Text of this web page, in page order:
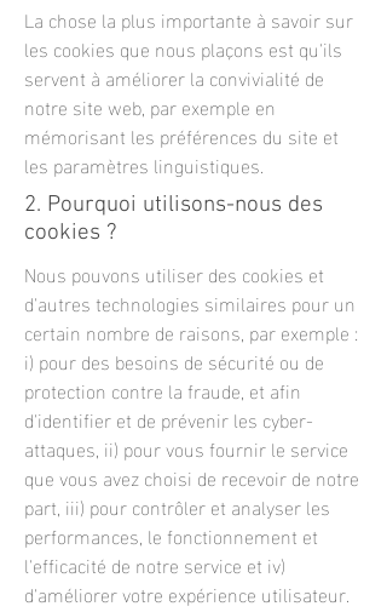
La chose la plus importante à savoir sur
les cookies que nous plaçons est qu'ils
servent à améliorer la convivialité de
notre site web, par exemple en
mémorisant les préférences du site et
les paramètres linguistiques.
2. Pourquoi utilisons-nous des
cookies ?
Nous pouvons utiliser des cookies et
d'autres technologies similaires pour un
certain nombre de raisons, par exemple :
i) pour des besoins de sécurité ou de
protection contre la fraude, et afin
d'identifier et de prévenir les cyber-
attaques, ii) pour vous fournir le service
que vous avez choisi de recevoir de notre
part, iii) pour contrôler et analyser les
performances, le fonctionnement et
l'efficacité de notre service et iv)
d'améliorer votre expérience utilisateur.